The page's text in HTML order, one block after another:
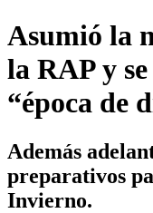
Asumió la
la RAP y
“época de
Además
preparativos
Invierno.